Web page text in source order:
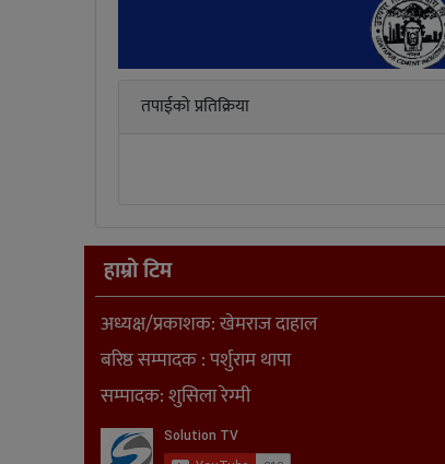
तपाईको प्रतिक्रिया
हाम्रो टिम
अध्यक्ष/प्रकाशक: खेमराज दाहाल
बरिष्ठ सम्पादक : पर्शुराम थापा
सम्पादक: शुसिला रेग्मी